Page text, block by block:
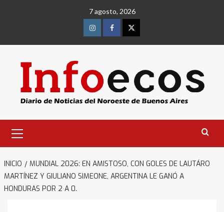
7 agosto, 2026
InstagramFacebookTwitter
primario
INICIO
MUNDIAL 2026: EN AMISTOSO, CON GOLES DE LAUTÁRO
MARTÍNEZ Y GIULIANO SIMEONE, ARGENTINA LE GANÓ A
HONDURAS POR 2 A 0.